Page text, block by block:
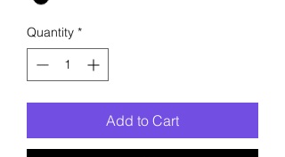
Quantity *
Add to Cart